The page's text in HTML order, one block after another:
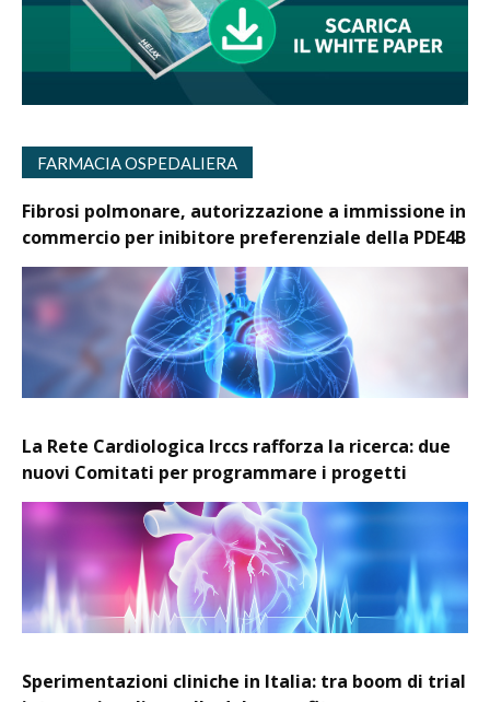
FARMACIA OSPEDALIERA
Fibrosi polmonare, autorizzazione a immissione in
commercio per inibitore preferenziale della PDE4B
La Rete Cardiologica Irccs rafforza la ricerca: due
nuovi Comitati per programmare i progetti
Sperimentazioni cliniche in Italia: tra boom di trial